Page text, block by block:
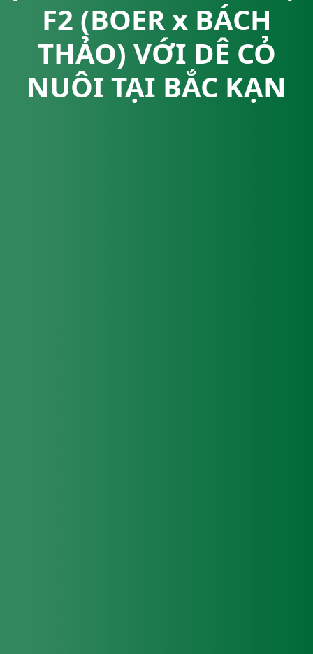
F2 (BOER x BÁCH
THẢO) VỚI DÊ CỎ
NUÔI TẠI BẮC KẠN